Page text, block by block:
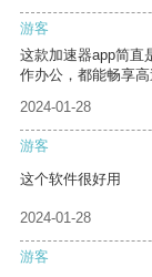
游客
这款加速器app简直
作办公，都能畅享
2024-01-28
游客
这个软件很好用
2024-01-28
游客